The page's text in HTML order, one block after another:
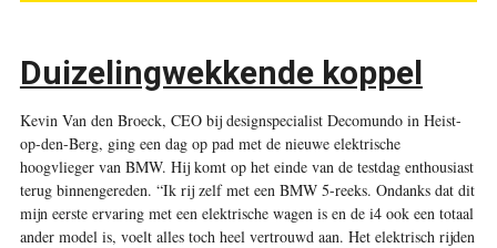
Duizelingwekkende koppel
Kevin Van den Broeck, CEO bij designspecialist Decomundo in Heist-
op-den-Berg, ging een dag op pad met de nieuwe elektrische
hoogvlieger van BMW. Hij komt op het einde van de testdag enthousiast
terug binnengereden. “Ik rij zelf met een BMW 5-reeks. Ondanks dat dit
mijn eerste ervaring met een elektrische wagen is en de i4 ook een totaal
ander model is, voelt alles toch heel vertrouwd aan. Het elektrisch rijden